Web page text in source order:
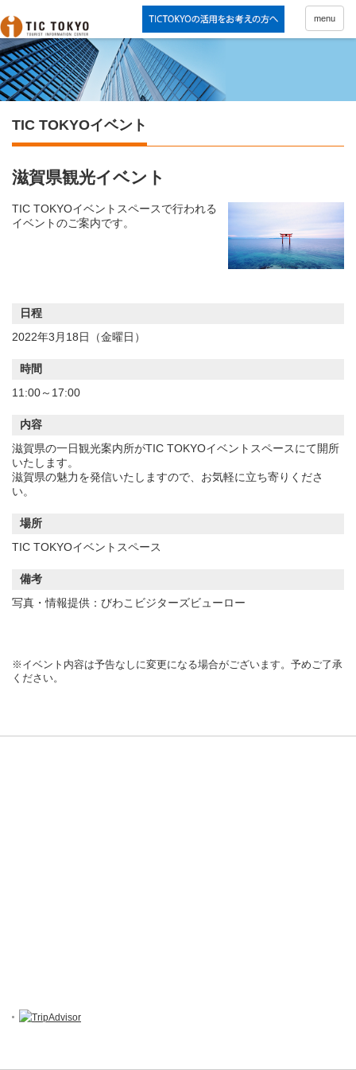
menu
TIC TOKYOイベント
滋賀県観光イベント
TIC TOKYOイベントスペースで行われる
イベントのご案内です。
日程
2022年3月18日（金曜日）
時間
11:00～17:00
内容
滋賀県の一日観光案内所がTIC TOKYOイベントスペースにて開所
いたします。
滋賀県の魅力を発信いたしますので、お気軽に立ち寄りくださ
い。
場所
TIC TOKYOイベントスペース
備考
写真・情報提供：びわこビジターズビューロー
※イベント内容は予告なしに変更になる場合がございます。予めご了承
ください。